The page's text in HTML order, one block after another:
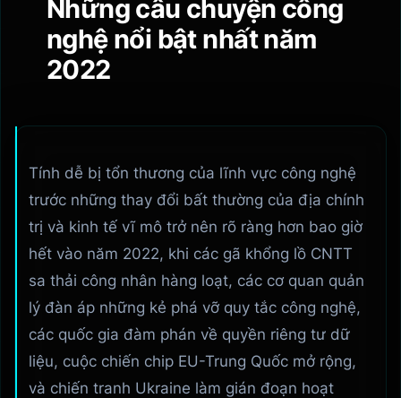
Những câu chuyện công
nghệ nổi bật nhất năm
2022
Tính dễ bị tổn thương của lĩnh vực công nghệ
trước những thay đổi bất thường của địa chính
trị và kinh tế vĩ mô trở nên rõ ràng hơn bao giờ
hết vào năm 2022, khi các gã khổng lồ CNTT
sa thải công nhân hàng loạt, các cơ quan quản
lý đàn áp những kẻ phá vỡ quy tắc công nghệ,
các quốc gia đàm phán về quyền riêng tư dữ
liệu, cuộc chiến chip EU-Trung Quốc mở rộng,
và chiến tranh Ukraine làm gián đoạn hoạt